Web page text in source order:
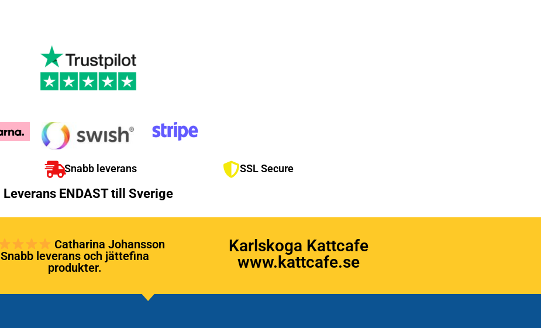
Snabb leverans SSL Secure
Leverans ENDAST till Sverige
Catharina Johansson
Snabb leverans och jättefina
produkter.
Karlskoga Kattcafe
www.kattcafe.se